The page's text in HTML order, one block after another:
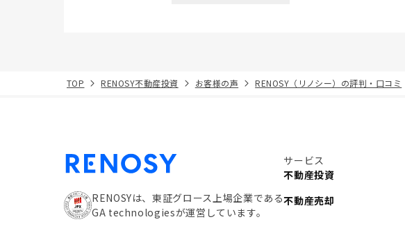
TOP RENOSY不動産投資 お客様の声 RENOSY（リノシー）の評判・口コミ
RENOSYは、東証グロース上場企業である
GA technologiesが運営しています。
サービス
不動産投資
不動産売却